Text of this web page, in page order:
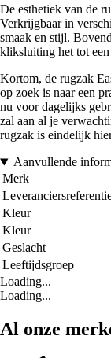
De esthetiek van de
Verkrijgbaar in
smaak en stijl.
kliksluiting het tot een
Kortom, de rugzak
op zoek is naar een
nu voor dagelijks
zal aan al je
rugzak is eindelijk
Aanvullende
Merk
Kleur
Kleur
Geslacht
Leeftijdsgroep
Loading...
Loading...
Al onze